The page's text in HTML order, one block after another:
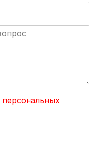
персональных